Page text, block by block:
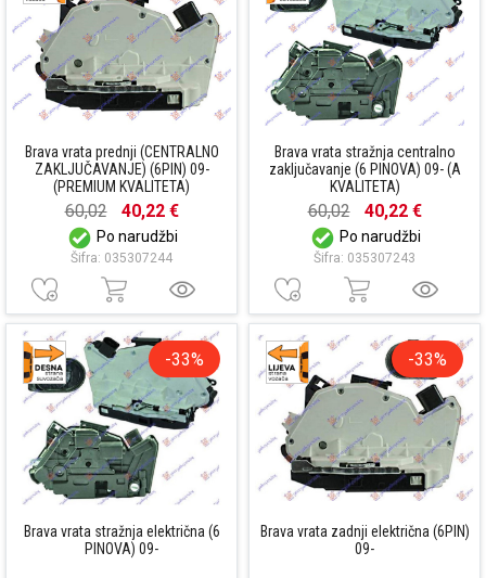
Brava vrata prednji (CENTRALNO
ZAKLJUČAVANJE) (6PIN) 09-
(PREMIUM KVALITETA)
60,02 40,22 €
Po narudžbi
Šifra: 035307244
Brava vrata stražnja centralno
zaključavanje (6 PINOVA) 09- (A
KVALITETA)
60,02 40,22 €
Po narudžbi
Šifra: 035307243
-33%
Brava vrata stražnja električna (6
PINOVA) 09-
-33%
Brava vrata zadnji električna (6PIN)
09-